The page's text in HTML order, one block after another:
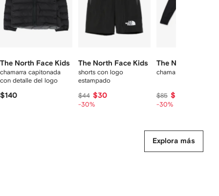
The North Face Kids
chamarra capitonada
con detalle del logo
$140
The North Face Kids
shorts con logo
estampado
$44 $30
-30%
The North Face
chamarra Hike
$85 $59
-30%
Explora más